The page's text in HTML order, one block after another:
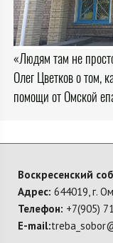
«Людям там не
Олег Цветков о том,
помощи от Омской
Воскресенский
Адрес: 644019, г.
Телефон: +7(905)
E-mail: